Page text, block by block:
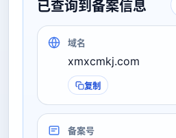
已查询到备案信息
域名
xmxcmkj.com
复制
备案号